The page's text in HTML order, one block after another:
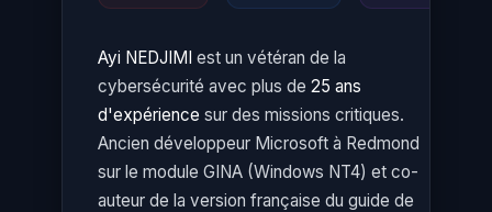
Ayi NEDJIMI est un vétéran de la
cybersécurité avec plus de 25 ans
d'expérience sur des missions critiques.
Ancien développeur Microsoft à Redmond
sur le module GINA (Windows NT4) et co-
auteur de la version française du guide de